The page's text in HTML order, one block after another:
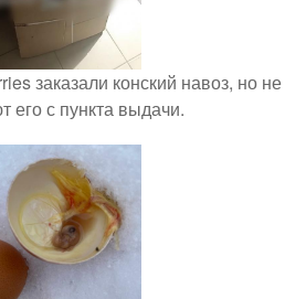
заказали конский навоз, но не
его с пункта выдачи.